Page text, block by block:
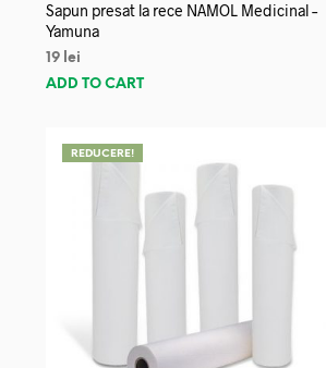
Sapun presat la rece NAMOL Medicinal –
Yamuna
19 lei
ADD TO CART
REDUCERE!